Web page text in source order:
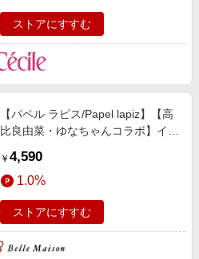
ストアにすすむ
【パペル ラピス/Papel lapiz】【高
比良由菜・ゆなちゃんコラボ】イン
ンスウェットティアードミニスカー
ト(ウエスト調節可)【セットアップ
可】 【子供服】
￥ 4,590
1.0%
ストアにすすむ